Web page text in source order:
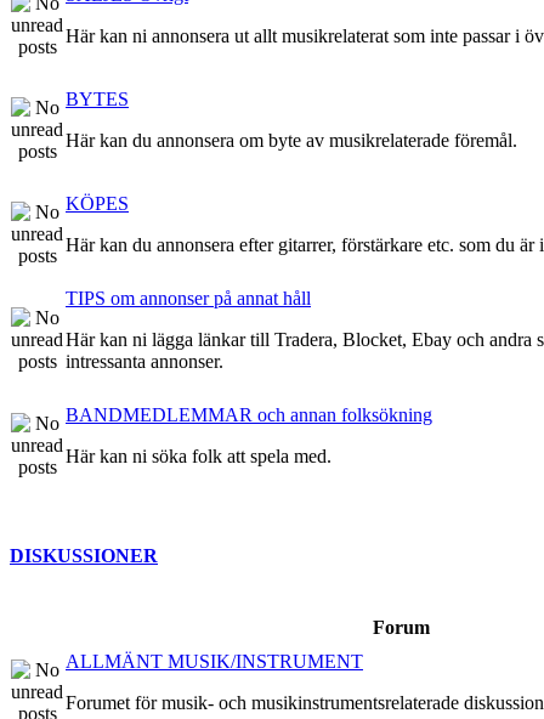
Här kan ni annonsera ut allt musikrelaterat som inte passar i
BYTES
Här kan du annonsera om byte av musikrelaterade föremål.
KÖPES
Här kan du annonsera efter gitarrer, förstärkare etc. som du är
TIPS om annonser på annat håll
Här kan ni lägga länkar till Tradera, Blocket, Ebay och andra
intressanta annonser.
BANDMEDLEMMAR och annan folksökning
Här kan ni söka folk att spela med.
DISKUSSIONER
Forum
ALLMÄNT MUSIK/INSTRUMENT
Forumet för musik- och musikinstrumentsrelaterade